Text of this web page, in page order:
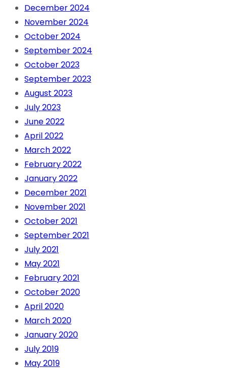
December 2024
November 2024
October 2024
September 2024
October 2023
September 2023
August 2023
July 2023
June 2022
April 2022
March 2022
February 2022
January 2022
December 2021
November 2021
October 2021
September 2021
July 2021
May 2021
February 2021
October 2020
April 2020
March 2020
January 2020
July 2019
May 2019